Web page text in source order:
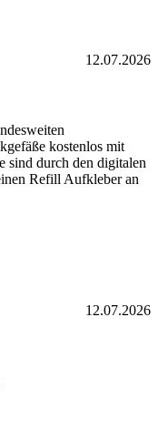
12.07.2026
kostenlos mit
sind durch den digitalen
Refill Aufkleber an
12.07.2026